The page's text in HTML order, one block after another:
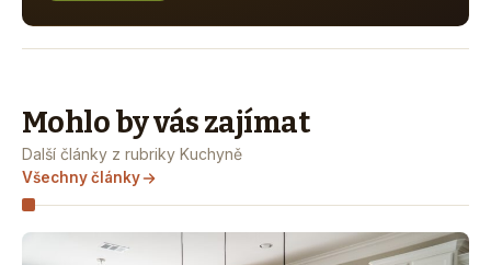
Mohlo by vás zajímat
Další články z rubriky Kuchyně
Všechny články